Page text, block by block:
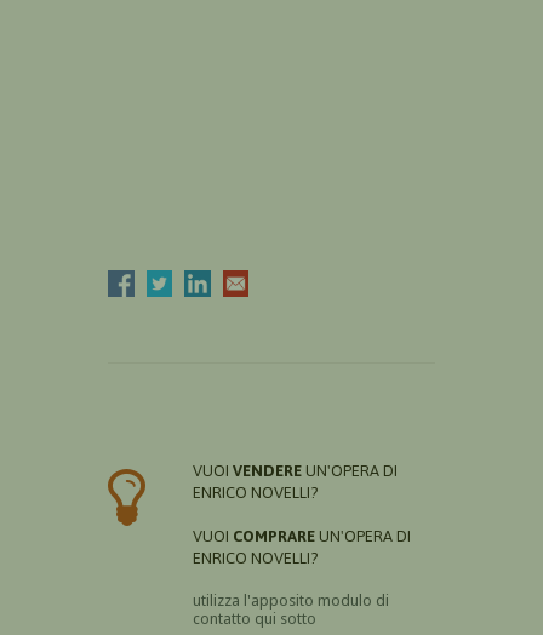
VUOI VENDERE UN'OPERA DI
ENRICO NOVELLI?
VUOI COMPRARE UN'OPERA DI
ENRICO NOVELLI?
utilizza l'apposito modulo di
contatto qui sotto